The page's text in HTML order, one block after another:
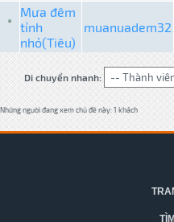
Mưa đêm
tỉnh
nhỏ(Tiêu)
muanuadem32
Di chuyển nhanh:
Những người đang xem chủ đề này: 1 khách